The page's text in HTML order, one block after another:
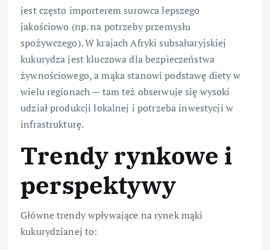
jest często importerem surowca lepszego
jakościowo (np. na potrzeby przemysłu
spożywczego). W krajach Afryki subsaharyjskiej
kukurydza jest kluczowa dla bezpieczeństwa
żywnościowego, a mąka stanowi podstawę diety w
wielu regionach — tam też obserwuje się wysoki
udział produkcji lokalnej i potrzeba inwestycji w
infrastrukturę.
Trendy rynkowe i
perspektywy
Główne trendy wpływające na rynek mąki
kukurydzianej to: